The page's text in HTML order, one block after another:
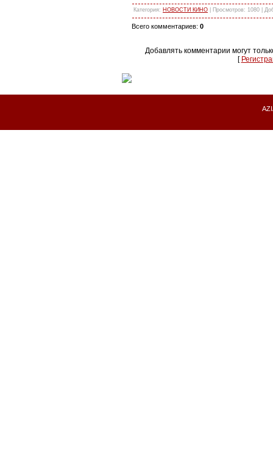
Категория: НОВОСТИ КИНО | Просмотров: 1080 |
Всего комментариев: 0
Добавлять комментарии могут
[